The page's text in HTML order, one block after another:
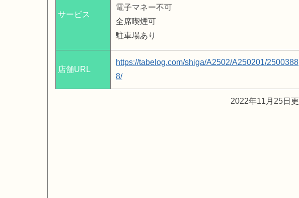
サービス
電子マネー不可
全席喫煙可
駐車場あり
店舗URL
https://tabelog.com/shiga/A2502/A250201/2500388
8/
2022年11月25日